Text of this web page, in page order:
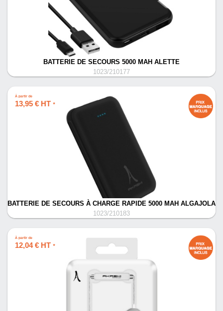
BATTERIE DE SECOURS 5000 MAH ALETTE
1023/210177
À partir de
13,95 € HT *
BATTERIE DE SECOURS À CHARGE RAPIDE 5000 MAH ALGAJOLA
1023/210183
À partir de
12,04 € HT *